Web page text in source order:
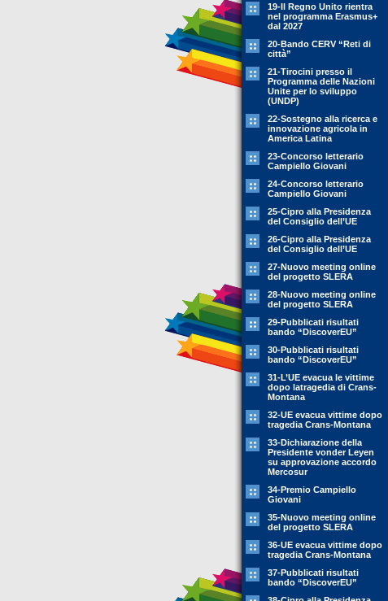
19-Il Regno Unito rientra
nel programma Erasmus+
dal 2027
20-Bando CERV “Reti di
città”
21-Tirocini presso il
Programma delle Nazioni
Unite per lo sviluppo
(UNDP)
22-Sostegno alla ricerca e
innovazione agricola in
America Latina
23-Concorso letterario
Campiello Giovani
24-Concorso letterario
Campiello Giovani
25-Cipro alla Presidenza
del Consiglio dell’UE
26-Cipro alla Presidenza
del Consiglio dell’UE
27-Nuovo meeting online
del progetto SLERA
28-Nuovo meeting online
del progetto SLERA
29-Pubblicati risultati
bando “DiscoverEU”
30-Pubblicati risultati
bando “DiscoverEU”
31-L’UE evacua le vittime
dopo latragedia di Crans-
Montana
32-UE evacua vittime dopo
tragedia Crans-Montana
33-Dichiarazione della
Presidente vonder Leyen
su approvazione accordo
Mercosur
34-Premio Campiello
Giovani
35-Nuovo meeting online
del progetto SLERA
36-UE evacua vittime dopo
tragedia Crans-Montana
37-Pubblicati risultati
bando “DiscoverEU”